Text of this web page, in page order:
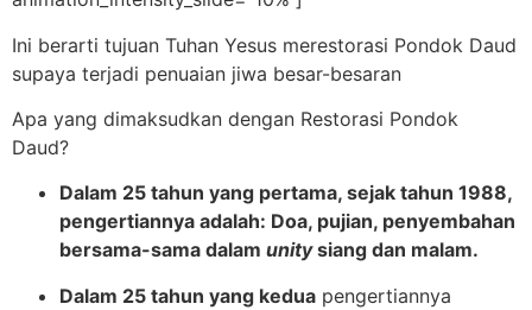
Ini berarti tujuan Tuhan Yesus merestorasi Pondok Daud
supaya terjadi penuaian jiwa besar-besaran
Apa yang dimaksudkan dengan Restorasi Pondok
Daud?
Dalam 25 tahun yang pertama, sejak tahun 1988,
pengertiannya adalah: Doa, pujian, penyembahan
bersama-sama dalam unitysiang dan malam.
Dalam 25 tahun yang kedua pengertiannya